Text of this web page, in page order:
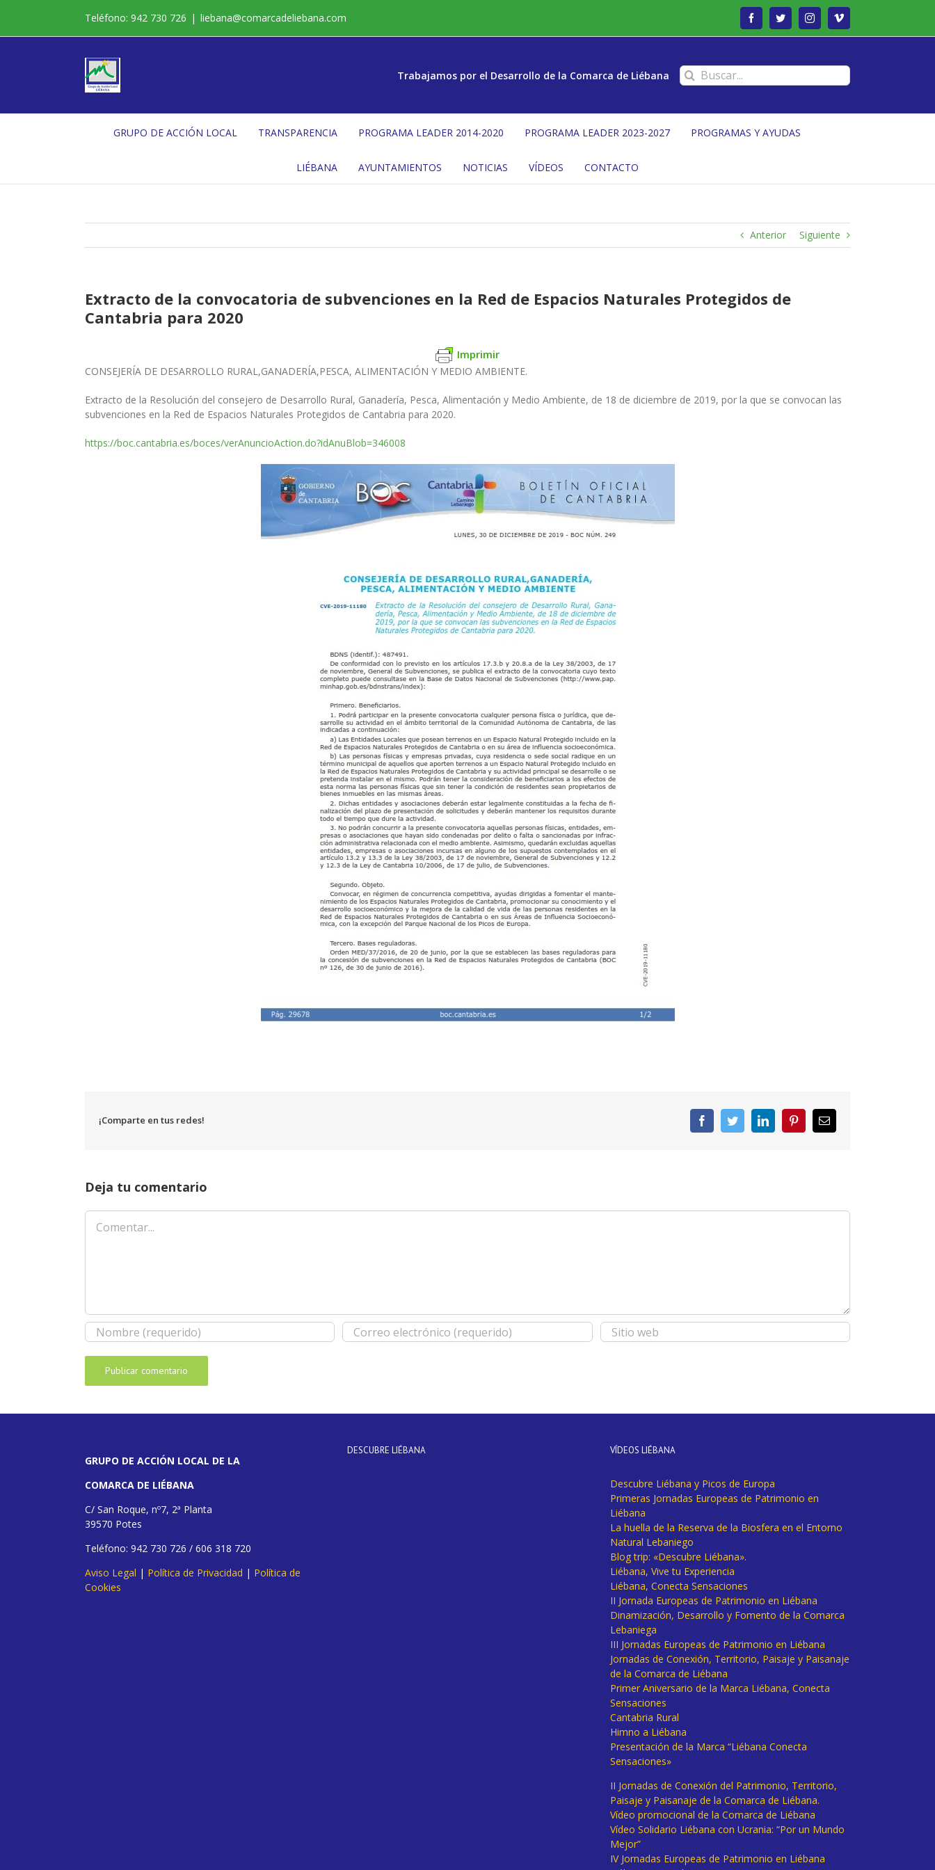
contenido
Teléfono: 942 730 726 | liebana@comarcadeliebana.com FacebookTwitterInstagramVimeo
Trabajamos por el Desarrollo de la Comarca de Liébana Buscar:
GRUPO DE ACCIÓN LOCAL TRANSPARENCIA PROGRAMA LEADER 2014-2020 PROGRAMA LEADER 2023-2027 PROGRAMAS Y AYUDAS
LIÉBANA AYUNTAMIENTOS NOTICIAS VÍDEOS CONTACTO
Anterior Siguiente
Extracto de la convocatoria de subvenciones en la Red de Espacios Naturales Protegidos de
Cantabria para 2020
Imprimir
CONSEJERÍA DE DESARROLLO RURAL,GANADERÍA,PESCA, ALIMENTACIÓN Y MEDIO AMBIENTE.
Extracto de la Resolución del consejero de Desarrollo Rural, Ganadería, Pesca, Alimentación y Medio Ambiente, de 18 de diciembre de 2019, por la que se convocan las
subvenciones en la Red de Espacios Naturales Protegidos de Cantabria para 2020.
https://boc.cantabria.es/boces/verAnuncioAction.do?idAnuBlob=346008
¡Comparte en tus redes! FacebookTwitterLinkedInPinterestCorreo
electrónico
Deja tu comentario
Comentar
GRUPO DE ACCIÓN LOCAL DE LA
COMARCA DE LIÉBANA
C/ San Roque, nº7, 2ª Planta
39570 Potes
Teléfono: 942 730 726 / 606 318 720
Aviso Legal | Política de Privacidad | Política de
Cookies
DESCUBRE LIÉBANA VÍDEOS LIÉBANA
Descubre Liébana y Picos de Europa
Primeras Jornadas Europeas de Patrimonio en
Liébana
La huella de la Reserva de la Biosfera en el Entorno
Natural Lebaniego
Blog trip: «Descubre Liébana».
Liébana, Vive tu Experiencia
Liébana, Conecta Sensaciones
II Jornada Europeas de Patrimonio en Liébana
Dinamización, Desarrollo y Fomento de la Comarca
Lebaniega
III Jornadas Europeas de Patrimonio en Liébana
Jornadas de Conexión, Territorio, Paisaje y Paisanaje
de la Comarca de Liébana
Primer Aniversario de la Marca Liébana, Conecta
Sensaciones
Cantabria Rural
Himno a Liébana
Presentación de la Marca “Liébana Conecta
Sensaciones»
II Jornadas de Conexión del Patrimonio, Territorio,
Paisaje y Paisanaje de la Comarca de Liébana.
Vídeo promocional de la Comarca de Liébana
Vídeo Solidario Liébana con Ucrania: “Por un Mundo
Mejor”
IV Jornadas Europeas de Patrimonio en Liébana